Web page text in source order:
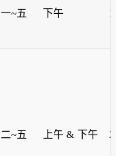
一~五 下午
二~五 上午 & 下午